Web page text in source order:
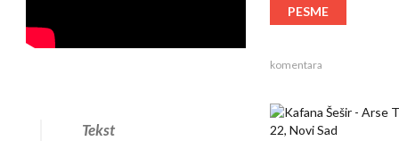
Tekst
PESME
komentara